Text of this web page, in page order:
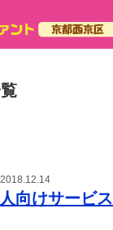
2018.12.14
向けサービス